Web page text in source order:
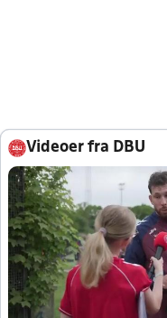
Videoer fra DBU